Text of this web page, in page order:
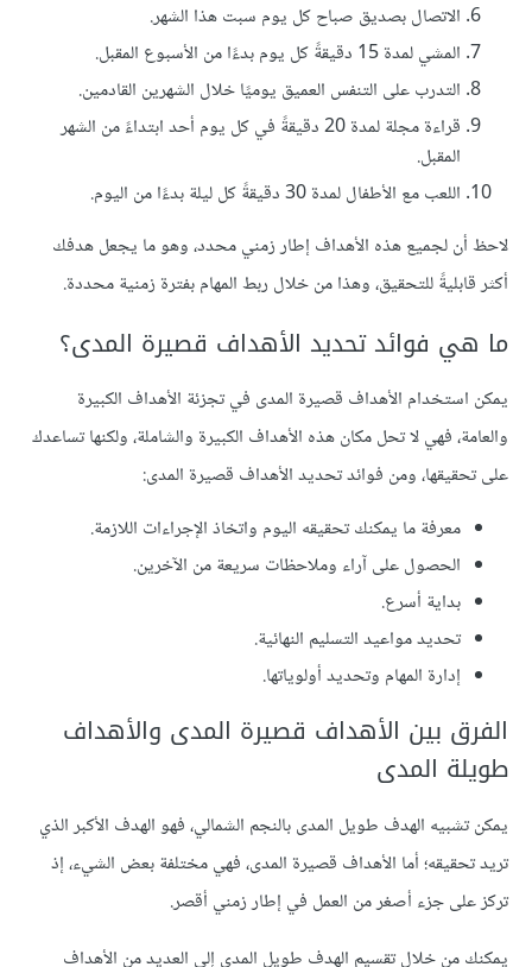
الاتصال بصديق صباح كل يوم سبت هذا الشهر.
المشي لمدة 15 دقيقةً كل يوم بدءًا من الأسبوع المقبل.
التدرب على التنفس العميق يوميًا خلال الشهرين القادمين.
قراءة مجلة لمدة 20 دقيقةً في كل يوم أحد ابتداءً من الشهر
المقبل.
اللعب مع الأطفال لمدة 30 دقيقةً كل ليلة بدءًا من اليوم.
لاحظ أن لجميع هذه الأهداف إطار زمني محدد، وهو ما يجعل هدفك
أكثر قابليةً للتحقيق، وهذا من خلال ربط المهام بفترة زمنية محددة.
ما هي فوائد تحديد الأهداف قصيرة المدى؟
يمكن استخدام الأهداف قصيرة المدى في تجزئة الأهداف الكبيرة
والعامة، فهي لا تحل مكان هذه الأهداف الكبيرة والشاملة، ولكنها تساعدك
على تحقيقها، ومن فوائد تحديد الأهداف قصيرة المدى:
معرفة ما يمكنك تحقيقه اليوم واتخاذ الإجراءات اللازمة.
الحصول على آراء وملاحظات سريعة من الآخرين.
بداية أسرع.
تحديد مواعيد التسليم النهائية.
إدارة المهام وتحديد أولوياتها.
الفرق بين الأهداف قصيرة المدى والأهداف
طويلة المدى
يمكن تشبيه الهدف طويل المدى بالنجم الشمالي، فهو الهدف الأكبر الذي
تريد تحقيقه؛ أما الأهداف قصيرة المدى، فهي مختلفة بعض الشيء، إذ
تركز على جزء أصغر من العمل في إطار زمني أقصر.
يمكنك من خلال تقسيم الهدف طويل المدى إلى العديد من الأهداف